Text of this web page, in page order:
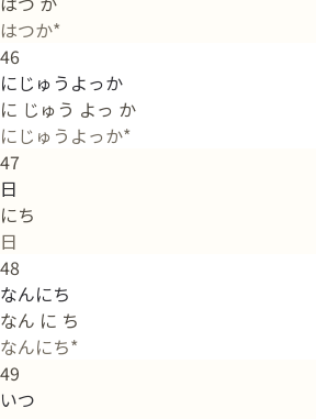
はつか*
46
にじゅうよっか
に じゅう よっ か
にじゅうよっか*
47
日
にち
日
48
なんにち
なん に ち
なんにち*
49
いつ